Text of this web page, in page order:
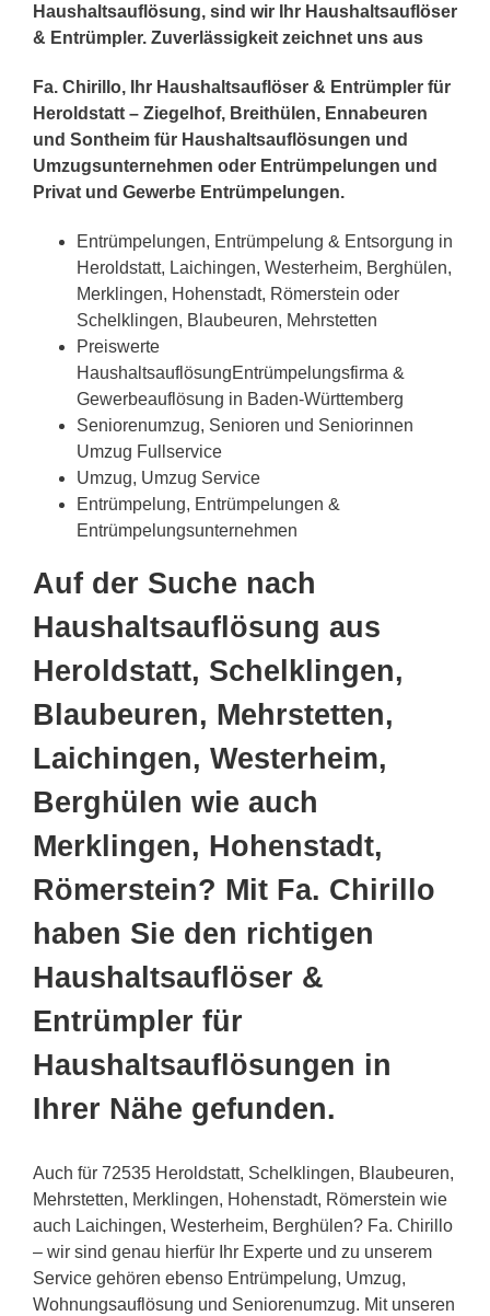
Haushaltsauflösung, sind wir Ihr Haushaltsauflöser
& Entrümpler. Zuverlässigkeit zeichnet uns aus
Fa. Chirillo, Ihr Haushaltsauflöser & Entrümpler für
Heroldstatt – Ziegelhof, Breithülen, Ennabeuren
und Sontheim für Haushaltsauflösungen und
Umzugsunternehmen oder Entrümpelungen und
Privat und Gewerbe Entrümpelungen.
Entrümpelungen, Entrümpelung & Entsorgung in
Heroldstatt, Laichingen, Westerheim, Berghülen,
Merklingen, Hohenstadt, Römerstein oder
Schelklingen, Blaubeuren, Mehrstetten
Preiswerte
HaushaltsauflösungEntrümpelungsfirma &
Gewerbeauflösung in Baden-Württemberg
Seniorenumzug, Senioren und Seniorinnen
Umzug Fullservice
Umzug, Umzug Service
Entrümpelung, Entrümpelungen &
Entrümpelungsunternehmen
Auf der Suche nach
Haushaltsauflösung aus
Heroldstatt, Schelklingen,
Blaubeuren, Mehrstetten,
Laichingen, Westerheim,
Berghülen wie auch
Merklingen, Hohenstadt,
Römerstein? Mit Fa. Chirillo
haben Sie den richtigen
Haushaltsauflöser &
Entrümpler für
Haushaltsauflösungen in
Ihrer Nähe gefunden.
Auch für 72535 Heroldstatt, Schelklingen, Blaubeuren,
Mehrstetten, Merklingen, Hohenstadt, Römerstein wie
auch Laichingen, Westerheim, Berghülen? Fa. Chirillo
– wir sind genau hierfür Ihr Experte und zu unserem
Service gehören ebenso Entrümpelung, Umzug,
Wohnungsauflösung und Seniorenumzug. Mit unseren